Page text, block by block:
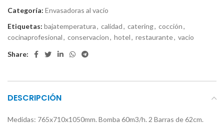
Categoría: Envasadoras al vacío
Etiquetas: bajatemperatura, calidad, catering, cocción,
cocinaprofesional, conservacion, hotel, restaurante, vacio
Share:
DESCRIPCIÓN
Medidas: 765x710x1050mm. Bomba 60m3/h. 2 Barras de 62cm.